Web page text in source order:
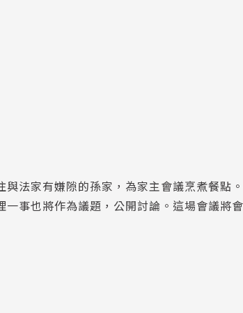
法家有嫌隙的孫家，為家主會議烹煮餐點
事也將作為議題，公開討論。這場會議將